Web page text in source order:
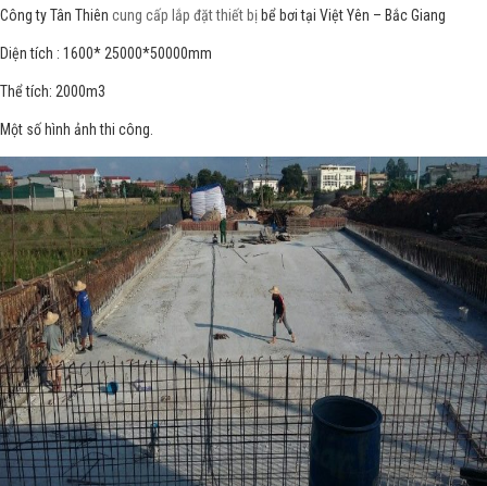
Công ty Tân Thiên cung cấp lắp đặt thiết bị bể bơi tại Việt Yên – Bắc Giang
Diện tích : 1600* 25000*50000mm
Thể tích: 2000m3
Một số hình ảnh thi công.